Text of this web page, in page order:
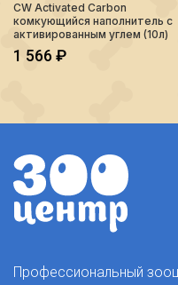
CW Activated Carbon
комкующийся наполнитель с
активированным углем (10л)
1 566₽
Профессиональный